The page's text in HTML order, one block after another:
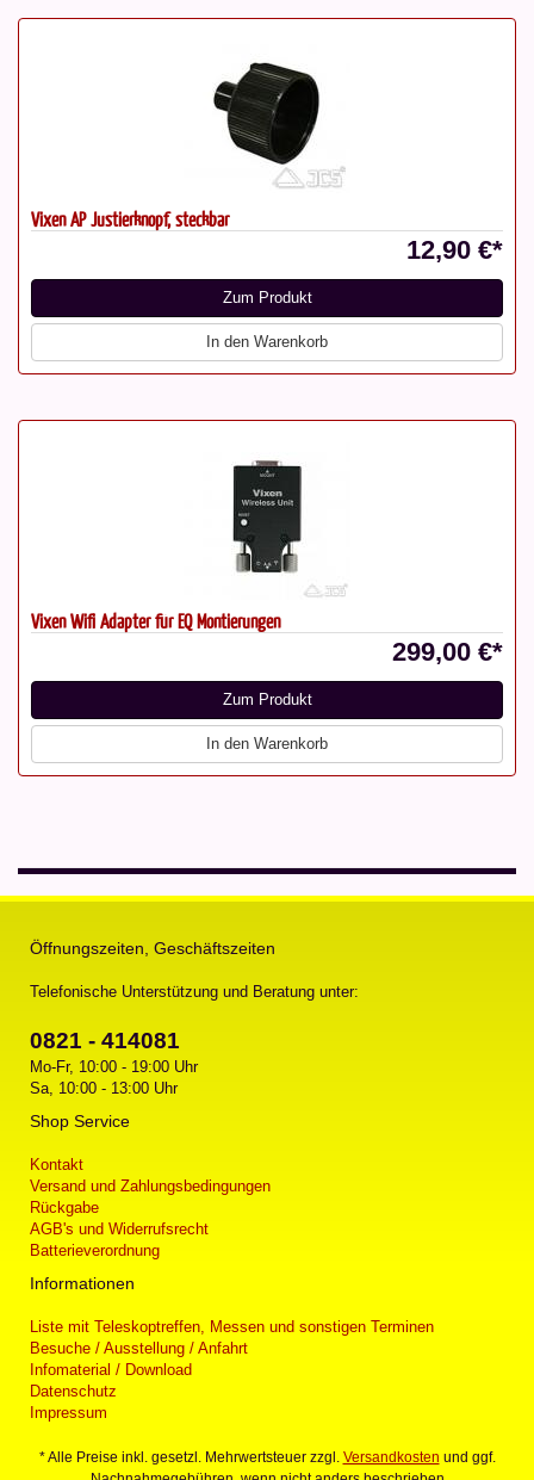
Vixen AP Justierknopf, steckbar
12,90 €*
Zum Produkt
In den Warenkorb
Vixen Wifi Adapter für EQ Montierungen
299,00 €*
Zum Produkt
In den Warenkorb
Öffnungszeiten, Geschäftszeiten
Telefonische Unterstützung und Beratung unter:
0821 - 414081
Mo-Fr, 10:00 - 19:00 Uhr
Sa, 10:00 - 13:00 Uhr
Shop Service
Kontakt
Versand und Zahlungsbedingungen
Rückgabe
AGB's und Widerrufsrecht
Batterieverordnung
Informationen
Liste mit Teleskoptreffen, Messen und sonstigen Terminen
Besuche / Ausstellung / Anfahrt
Infomaterial / Download
Datenschutz
Impressum
* Alle Preise inkl. gesetzl. Mehrwertsteuer zzgl. Versandkosten und ggf.